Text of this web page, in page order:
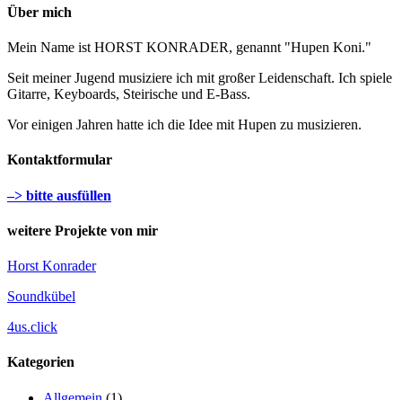
Über mich
Mein Name ist HORST KONRADER, genannt "Hupen Koni."
Seit meiner Jugend musiziere ich mit großer Leidenschaft. Ich spiele
Gitarre, Keyboards, Steirische und E-Bass.
Vor einigen Jahren hatte ich die Idee mit Hupen zu musizieren.
Kontaktformular
–> bitte ausfüllen
weitere Projekte von mir
Horst Konrader
Soundkübel
4us.click
Kategorien